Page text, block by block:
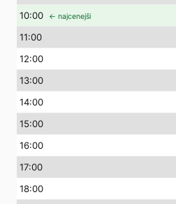
10:00 ← najcenejši
11:00
12:00
13:00
14:00
15:00
16:00
17:00
18:00